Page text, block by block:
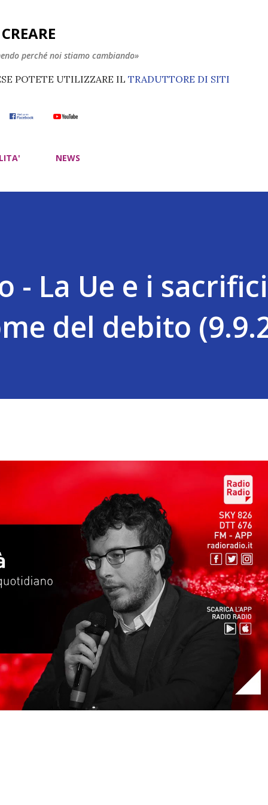
perché noi stiamo cambiando»
POTETE UTILIZZARE IL TRADUTTORE DI SITI
NEWS
- La Ue e i sacrifici
del debito